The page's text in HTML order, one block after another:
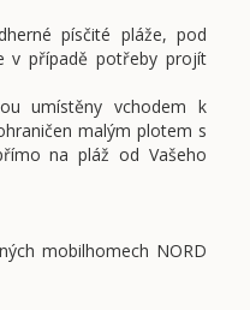
písčité pláže, pod
v případě potřeby projít
umístěny vchodem k
malým plotem s
na pláž od Vašeho
mobilhomech NORD